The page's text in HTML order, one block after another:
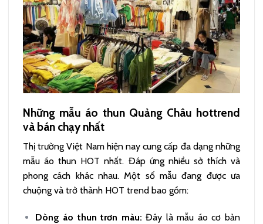
Những mẫu áo thun Quảng Châu hottrend
và bán chạy nhất
Thị trường Việt Nam hiện nay cung cấp đa dạng những
mẫu áo thun HOT nhất. Đáp ứng nhiều sở thích và
phong cách khác nhau. Một số mẫu đang được ưa
chuộng và trở thành HOT trend bao gồm:
Dòng áo thun trơn màu:Đây là mẫu áo cơ bản